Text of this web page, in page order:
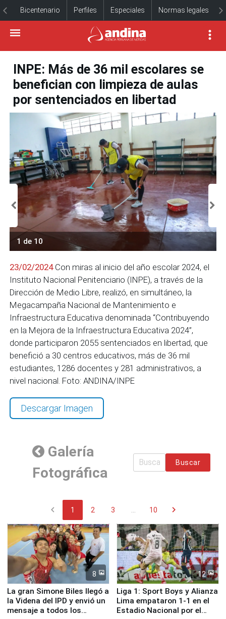
Bicentenario Perfiles Especiales Normas legales
INPE: Más de 36 mil escolares se
benefician con limpieza de aulas
por sentenciados en libertad
1 de 10
23/02/2024Con miras al inicio del año escolar 2024, el
Instituto Nacional Penitenciario (INPE), a través de la
Dirección de Medio Libre, realizó, en simultáneo, la
Megacampaña Nacional de Mantenimiento e
Infraestructura Educativa denominada “Contribuyendo
en la Mejora de la Infraestructura Educativa 2024”,
donde participaron 2055 sentenciados en libertad, que
benefició a 30 centros educativos, más de 36 mil
estudiantes, 1286 docentes y 281 administrativos, a
nivel nacional. Foto: ANDINA/INPE
Descargar Imagen
Galería
Fotográfica
Buscar
chevron_left 1 2 3 10 chevron_right
8
La gran Simone Biles llegó a
la Videna del IPD y envió un
mensaje a todos los
12
Liga 1: Sport Boys y Alianza
Lima empataron 1-1 en el
Estadio Nacional por el